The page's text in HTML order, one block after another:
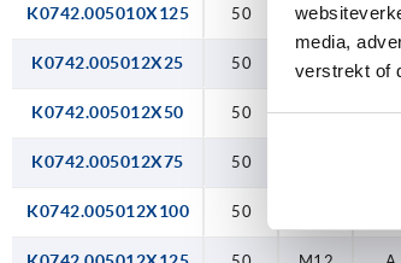
media,
verstrekt of
K0742.005010X125 50 M10 A
K0742.005012X25 50 M12 A
K0742.005012X50 50 M12 A
K0742.005012X75 50
K0742.005012X100 50